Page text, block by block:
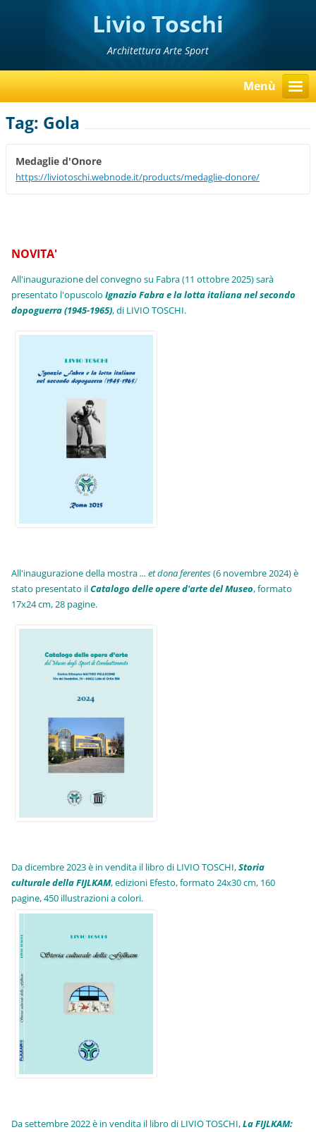
Livio Toschi
Architettura Arte Sport
Menù
Tag: Gola
Medaglie d'Onore
https://liviotoschi.webnode.it/products/medaglie-donore/
NOVITA'
All'inaugurazione del convegno su Fabra (11 ottobre 2025) sarà
presentato l'opuscoloIgnazio Fabra e la lotta italiana nel secondo
dopoguerra (1945-1965), di LIVIO TOSCHI.
All'inaugurazione della mostra... et dona ferentes(6 novembre 2024) è
stato presentato ilCatalogo delle opere d'arte del Museo, formato
17x24 cm, 28 pagine.
Da dicembre 2023 è in vendita il libro di LIVIO TOSCHI,Storia
culturale della FIJLKAM, edizioni Efesto, formato 24x30 cm, 160
pagine, 450 illustrazioni a colori.
Da settembre 2022 è in vendita il libro di LIVIO TOSCHI,La FIJLKAM: